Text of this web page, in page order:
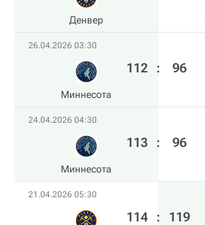
Денвер
26.04.2026 03:30
Миннесота
112 : 96
24.04.2026 04:30
Миннесота
113 : 96
21.04.2026 05:30
114 : 119